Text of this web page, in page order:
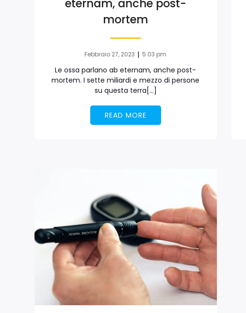
eternam, anche post-
mortem
Febbraio 27, 2023 | 5:03 pm
Le ossa parlano ab eternam, anche post-
mortem. I sette miliardi e mezzo di persone
su questa terra[…]
READ MORE